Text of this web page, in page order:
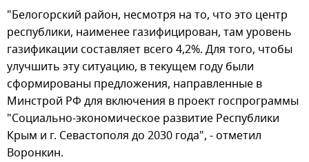
"Белогорский район, несмотря на то, что это центр
республики, наименее газифицирован, там уровень
газификации составляет всего 4,2%. Для того, чтобы
улучшить эту ситуацию, в текущем году были
сформированы предложения, направленные в
Минстрой РФ для включения в проект госпрограммы
"Социально-экономическое развитие Республики
Крым и г. Севастополя до 2030 года", - отметил
Воронкин.